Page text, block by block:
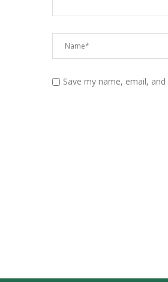
Save my name, email,